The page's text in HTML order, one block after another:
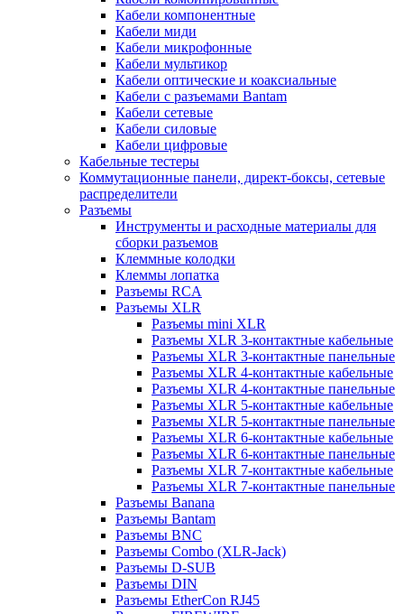
Кабели компонентные
Кабели миди
Кабели микрофонные
Кабели мультикор
Кабели оптические и коаксиальные
Кабели с разъемами Bantam
Кабели сетевые
Кабели силовые
Кабели цифровые
Кабельные тестеры
Коммутационные панели, директ-боксы, сетевые
распределители
Разъемы
Инструменты и расходные материалы для
сборки разъемов
Клеммные колодки
Клеммы лопатка
Разъемы RCA
Разъемы XLR
Разъемы mini XLR
Разъемы XLR 3-контактные кабельные
Разъемы XLR 3-контактные панельные
Разъемы XLR 4-контактные кабельные
Разъемы XLR 4-контактные панельные
Разъемы XLR 5-контактные кабельные
Разъемы XLR 5-контактные панельные
Разъемы XLR 6-контактные кабельные
Разъемы XLR 6-контактные панельные
Разъемы XLR 7-контактные кабельные
Разъемы XLR 7-контактные панельные
Разъемы Banana
Разъемы Bantam
Разъемы BNC
Разъемы Combo (XLR-Jack)
Разъемы D-SUB
Разъемы DIN
Разъемы EtherCon RJ45